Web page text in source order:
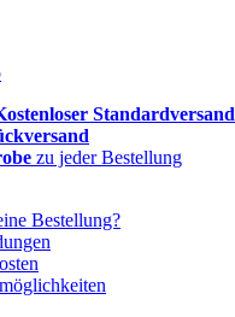
Standardversand
zu jeder Bestellung
Bestellung?